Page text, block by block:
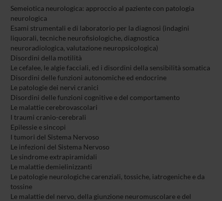
Semeiotica neurologica: approccio al paziente con patologia
neurologica
Esami strumentali e di laboratorio per la diagnosi (indagini
liquorali, tecniche neurofisiologiche, diagnostica
neuroradiologica, valutazione neuropsicologica)
Disordini della motilità
Le cefalee, le algie facciali, ed i disordini della sensibilità somatica
Disordini delle funzioni autonomiche ed endocrine
Le patologie dei nervi cranici
Disordini delle funzioni cognitive e del comportamento
Le malattie cerebrovascolari
I traumi cranio-cerebrali
Epilessie e sincopi
I tumori del Sistema Nervoso
Le infezioni del Sistema Nervoso
Le sindrome extrapiramidali
Le malattie demielinizzanti
Le patologie neurologiche carenziali, tossiche, iatrogeniche e da
tossine
Le malattie del nervo, della giunzione neuromuscolare e del